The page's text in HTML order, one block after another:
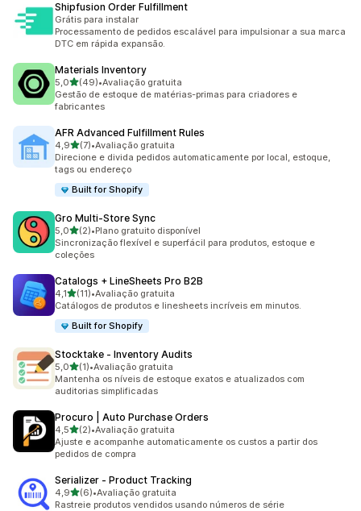
Shipfusion Order Fulfillment
Grátis para instalar
Processamento de pedidos escalável para impulsionar a sua marca
DTC em rápida expansão.
Materials Inventory
5,0de 5 estrelas
(49)
49 avaliações ao todo
•Avaliação gratuita
Gestão de estoque de matérias-primas para criadores e
fabricantes
AFR Advanced Fulfillment Rules
4,9de 5 estrelas
(7)
7 avaliações ao todo
•Avaliação gratuita
Direcione e divida pedidos automaticamente por local, estoque,
tags ou endereço
Built for Shopify
Gro Multi‑Store Sync
5,0de 5 estrelas
(2)
2 avaliações ao todo
•Plano gratuito disponível
Sincronização flexível e superfácil para produtos, estoque e
coleções
Catalogs + LineSheets Pro B2B
4,1de 5 estrelas
(11)
11 avaliações ao todo
•Avaliação gratuita
Catálogos de produtos e linesheets incríveis em minutos.
Built for Shopify
Stocktake ‑ Inventory Audits
5,0de 5 estrelas
(1)
1 avaliações ao todo
•Avaliação gratuita
Mantenha os níveis de estoque exatos e atualizados com
auditorias simplificadas
Procuro | Auto Purchase Orders
4,5de 5 estrelas
(2)
2 avaliações ao todo
•Avaliação gratuita
Ajuste e acompanhe automaticamente os custos a partir dos
pedidos de compra
Serializer ‑ Product Tracking
4,9de 5 estrelas
(6)
6 avaliações ao todo
•Avaliação gratuita
Rastreie produtos vendidos usando números de série